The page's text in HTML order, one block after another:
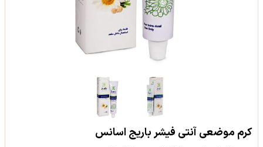
کرم موضعی آنتی ‎فیشر باریج اسانس